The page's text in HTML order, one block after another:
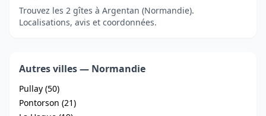
Trouvez les 2 gîtes à Argentan (Normandie).
Localisations, avis et coordonnées.
Autres villes — Normandie
Pullay (50)
Pontorson (21)